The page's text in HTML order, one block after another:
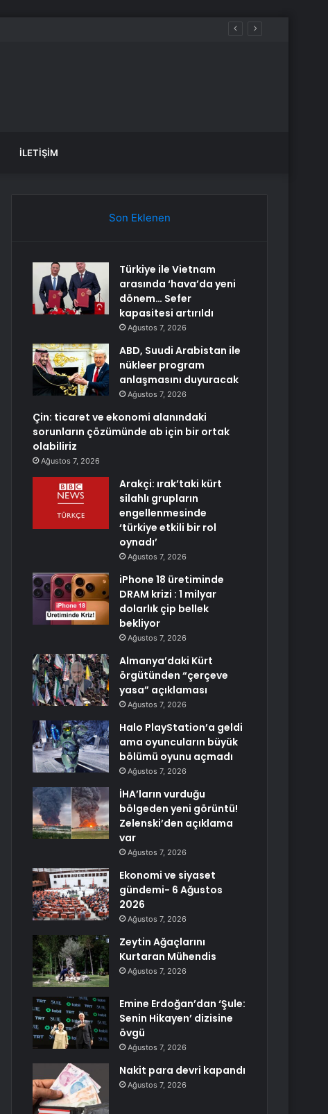
İLETIŞIM
Son Eklenen
Türkiye ile Vietnam
arasında ‘hava’da yeni
dönem… Sefer
kapasitesi artırıldı
Ağustos 7, 2026
ABD, Suudi Arabistan ile
nükleer program
anlaşmasını duyuracak
Ağustos 7, 2026
Çin: ticaret ve ekonomi alanındaki
sorunların çözümünde ab için bir ortak
olabiliriz
Ağustos 7, 2026
Arakçi: ırak’taki kürt
silahlı grupların
engellenmesinde
‘türkiye etkili bir rol
oynadı’
Ağustos 7, 2026
iPhone 18 üretiminde
DRAM krizi : 1 milyar
dolarlık çip bellek
bekliyor
Ağustos 7, 2026
Almanya’daki Kürt
örgütünden “çerçeve
yasa” açıklaması
Ağustos 7, 2026
Halo PlayStation’a geldi
ama oyuncuların büyük
bölümü oyunu açmadı
Ağustos 7, 2026
İHA’ların vurduğu
bölgeden yeni görüntü!
Zelenski’den açıklama
var
Ağustos 7, 2026
Ekonomi ve siyaset
gündemi- 6 Ağustos
2026
Ağustos 7, 2026
Zeytin Ağaçlarını
Kurtaran Mühendis
Ağustos 7, 2026
Emine Erdoğan’dan ‘Şule:
Senin Hikayen’ dizisine
övgü
Ağustos 7, 2026
Nakit para devri kapandı
Ağustos 7, 2026